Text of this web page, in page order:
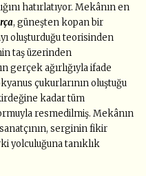
hatırlatıyor. Mekânın en
, güneşten kopan bir
oluşturduğu teorisinden
taş üzerinden
gerçek ağırlığıyla ifade
çukurlarının oluştuğu
kadar tüm
resmedilmiş. Mekânın
serginin fikir
yolculuğuna tanıklık